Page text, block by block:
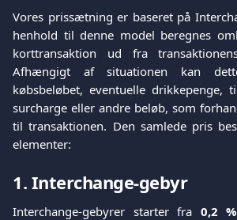
Vores prissætning er baseret på
henhold til denne model beregnes
korttransaktion ud fra
Afhængigt af situationen kan
købsbeløbet, eventuelle
surcharge eller andre beløb, som
til transaktionen. Den samlede pris
elementer:
1. Interchange-gebyr
Interchange-gebyrer starter fra 0,2